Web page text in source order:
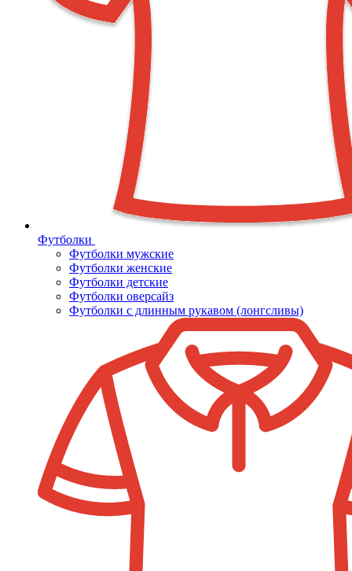
Футболки
Футболки мужские
Футболки женские
Футболки детские
Футболки оверсайз
Футболки с длинным рукавом (лонгсливы)